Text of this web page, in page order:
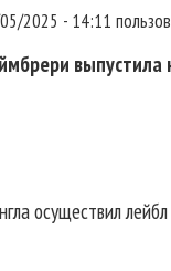
2025 - 14:11
выпустила
осуществил